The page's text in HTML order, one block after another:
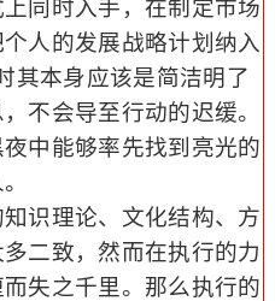
同时入手，在制定市场
人的发展战略计划纳入
其本身应该是简洁明了
不会导至行动的迟缓。
中能够率先找到亮光的
识理论、文化结构、方
二致，然而在执行的力
失之千里。那么执行的